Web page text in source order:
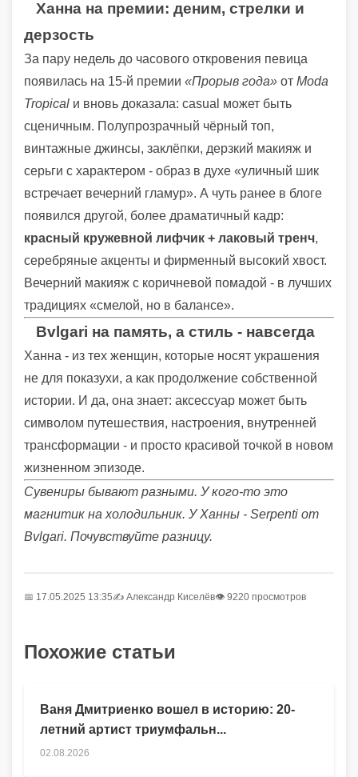
Ханна на премии: деним, стрелки и
дерзость
За пару недель до часового откровения певица
появилась на 15-й премии «Прорыв года» от Moda
Tropical и вновь доказала: casual может быть
сценичным. Полупрозрачный чёрный топ,
винтажные джинсы, заклёпки, дерзкий макияж и
серьги с характером - образ в духе «уличный шик
встречает вечерний гламур». А чуть ранее в блоге
появился другой, более драматичный кадр:
красный кружевной лифчик + лаковый тренч,
серебряные акценты и фирменный высокий хвост.
Вечерний макияж с коричневой помадой - в лучших
традициях «смелой, но в балансе».
Bvlgari на память, а стиль - навсегда
Ханна - из тех женщин, которые носят украшения
не для показухи, а как продолжение собственной
истории. И да, она знает: аксессуар может быть
символом путешествия, настроения, внутренней
трансформации - и просто красивой точкой в новом
жизненном эпизоде.
Сувениры бывают разными. У кого-то это
магнитик на холодильник. У Ханны - Serpenti от
Bvlgari. Почувствуйте разницу.
📅 17.05.2025 13:35✍️ Александр Киселёв👁 9220 просмотров
Похожие статьи
Ваня Дмитриенко вошел в историю: 20-
летний артист триумфальн...
02.08.2026